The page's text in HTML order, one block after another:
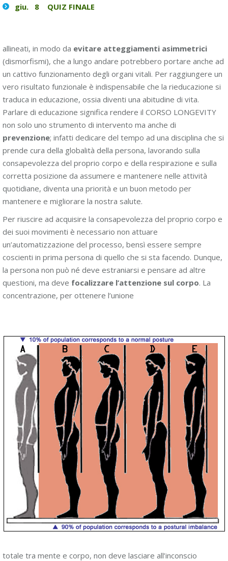
giu. 8 QUIZ FINALE
allineati, in modo da evitare atteggiamenti asimmetrici
(dismorfismi), che a lungo andare potrebbero portare anche ad
un cattivo funzionamento degli organi vitali. Per raggiungere un
vero risultato funzionale è indispensabile che la rieducazione si
traduca in educazione, ossia diventi una abitudine di vita.
Parlare di educazione significa rendere il CORSO LONGEVITY
non solo uno strumento di intervento ma anche di
prevenzione; infatti dedicare del tempo ad una disciplina che si
prende cura della globalità della persona, lavorando sulla
consapevolezza del proprio corpo e della respirazione e sulla
corretta posizione da assumere e mantenere nelle attività
quotidiane, diventa una priorità e un buon metodo per
mantenere e migliorare la nostra salute.
Per riuscire ad acquisire la consapevolezza del proprio corpo e
dei suoi movimenti è necessario non attuare
un’automatizzazione del processo, bensì essere sempre
coscienti in prima persona di quello che si sta facendo. Dunque,
la persona non può né deve estraniarsi e pensare ad altre
questioni, ma deve focalizzare l’attenzione sul corpo. La
concentrazione, per ottenere l’unione
totale tra mente e corpo, non deve lasciare all’inconscio